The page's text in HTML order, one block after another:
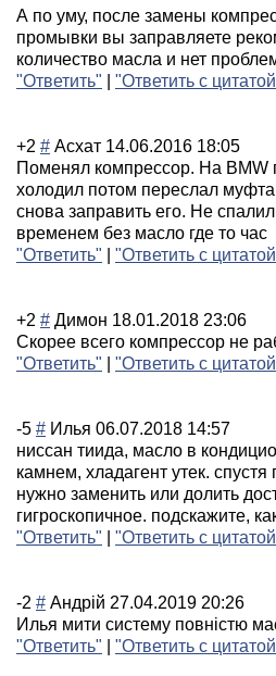
А по уму, после замены
промывки вы заправляете
количество масла и нет
"Ответить"
"Ответить с
+2 # Асхат 14.06.2016 18:05
Поменял компрессор. На BMW
холодил потом переслал
снова заправить его. Не
временем без масло где то час
"Ответить"
"Ответить с
+2 # Димон 18.01.2018 23:06
Скорее всего компрессор не
"Ответить"
"Ответить с
-5 # Илья 06.07.2018 14:57
ниссан тиида, масло в
камнем, хладагент утек.
нужно заменить или долить
гигроскопичное. подскажите,
"Ответить"
"Ответить с
-2 # Андрій 27.04.2019 20:26
Илья мити систему повністю
"Ответить"
"Ответить с